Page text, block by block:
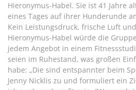
Hieronymus-Habel. Sie ist 41 Jahre
eines Tages auf ihrer Hunderunde
Kein Leistungsdruck, frische Luft
Hieronymus-Habel würde die
jedem Angebot in einem
seien im Ruhestand, was großen
habe: „Die sind entspannter beim
Jenny Nicklis zu und formuliert ein